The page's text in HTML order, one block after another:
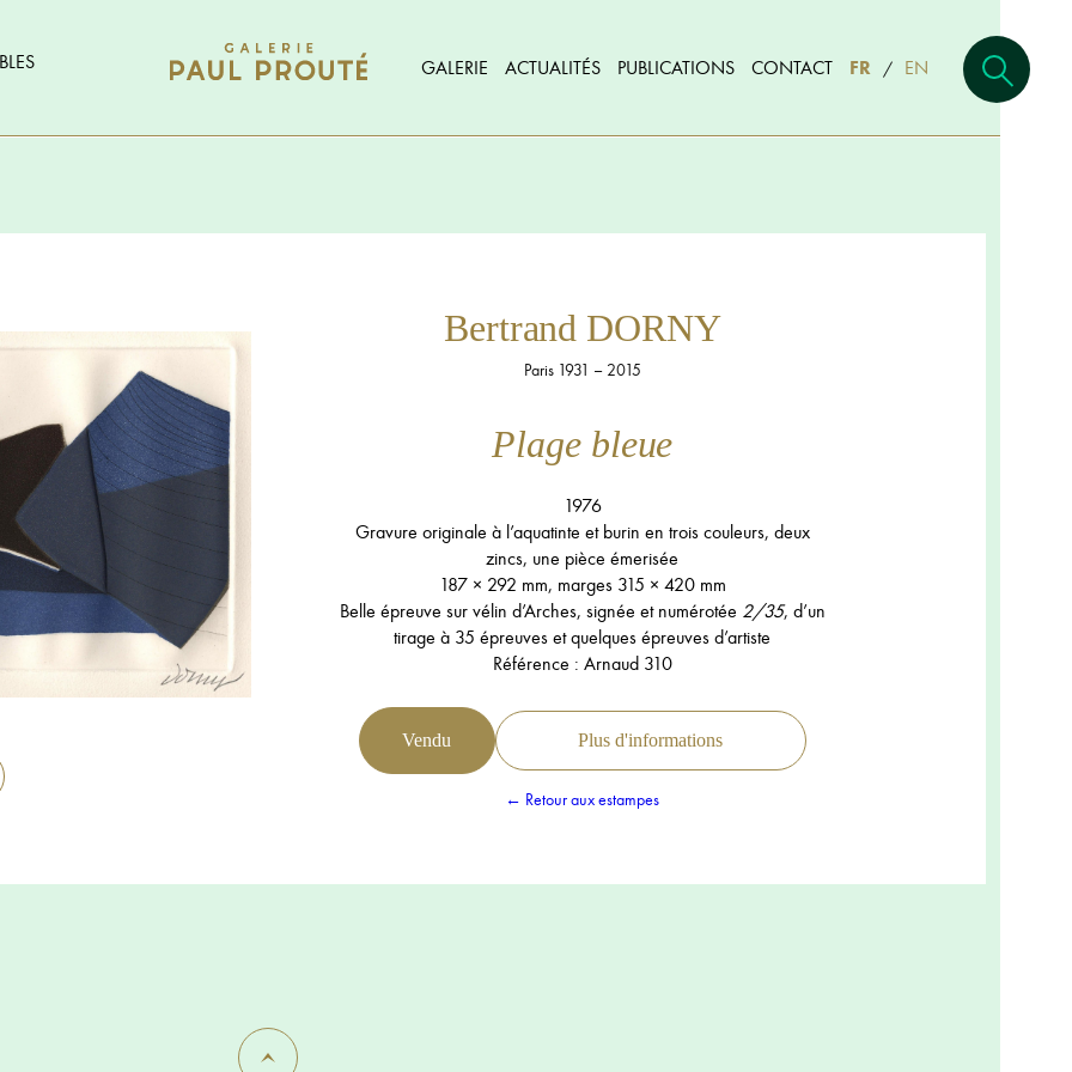
GALERIE ACTUALITÉS PUBLICATIONS CONTACT FR / EN
Bertrand DORNY
Paris 1931 – 2015
Plage bleue
1976
Gravure originale à l’aquatinte et burin en trois couleurs, deux
zincs, une pièce émerisée
187 × 292 mm, marges 315 × 420 mm
Belle épreuve sur vélin d’Arches, signée et numérotée 2/35, d’un
tirage à 35 épreuves et quelques épreuves d’artiste
Référence : Arnaud 310
Vendu Plus d'informations
← Retour aux estampes